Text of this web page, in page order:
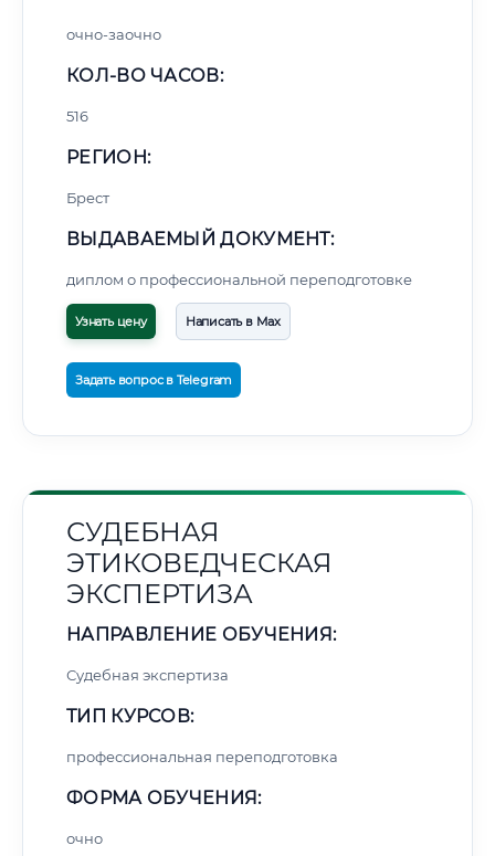
очно-заочно
КОЛ-ВО ЧАСОВ:
516
РЕГИОН:
Брест
ВЫДАВАЕМЫЙ ДОКУМЕНТ:
диплом о профессиональной переподготовке
Узнать цену Написать в Max
Задать вопрос в Telegram
СУДЕБНАЯ
ЭТИКОВЕДЧЕСКАЯ
ЭКСПЕРТИЗА
НАПРАВЛЕНИЕ ОБУЧЕНИЯ:
Судебная экспертиза
ТИП КУРСОВ:
профессиональная переподготовка
ФОРМА ОБУЧЕНИЯ:
очно